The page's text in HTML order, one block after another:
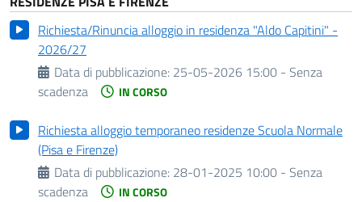
Richiesta/Rinuncia alloggio in residenza "Aldo Capitini" -
2026/27
Data di pubblicazione: 25-05-2026 15:00 - Senza
scadenza
IN CORSO
Richiesta alloggio temporaneo residenze Scuola Normale
(Pisa e Firenze)
Data di pubblicazione: 28-01-2025 10:00 - Senza
scadenza
IN CORSO